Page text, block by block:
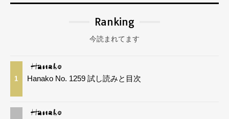
Ranking
今読まれてます
1 Hanako No. 1259 試し読みと目次